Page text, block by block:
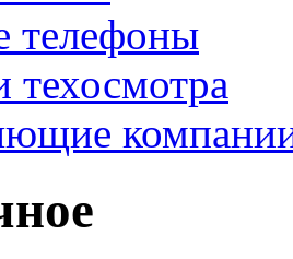
телефоны
техосмотра